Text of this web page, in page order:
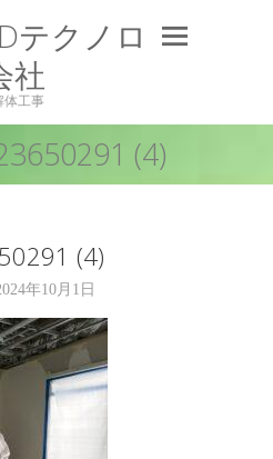
テクノロ
社
体工事
(4)
(4)
年10月1日